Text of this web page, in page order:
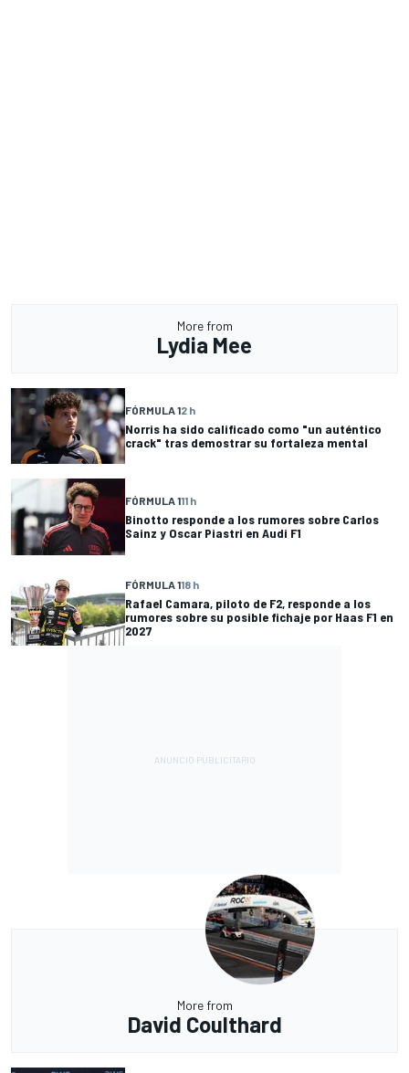
More from
Lydia Mee
FÓRMULA 12 h
Norris ha sido calificado como "un auténtico
crack" tras demostrar su fortaleza mental
FÓRMULA 111 h
Binotto responde a los rumores sobre Carlos
Sainz y Oscar Piastri en Audi F1
FÓRMULA 118 h
Rafael Camara, piloto de F2, responde a los
rumores sobre su posible fichaje por Haas F1 en
2027
More from
David Coulthard